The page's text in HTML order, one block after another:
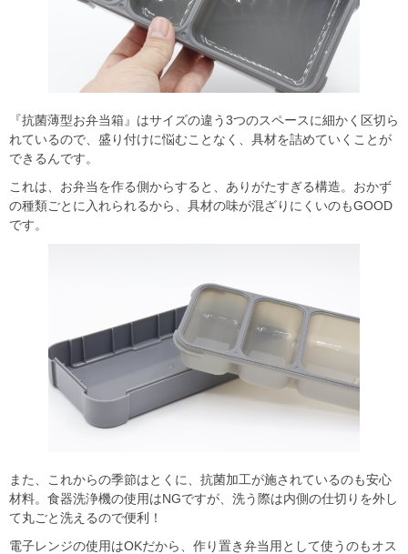
『抗菌薄型お弁当箱』はサイズの違う3つのスペースに細かく区切ら
れているので、盛り付けに悩むことなく、具材を詰めていくことが
できるんです。
これは、お弁当を作る側からすると、ありがたすぎる構造。おかず
の種類ごとに入れられるから、具材の味が混ざりにくいのもGOOD
です。
また、これからの季節はとくに、抗菌加工が施されているのも安心
材料。食器洗浄機の使用はNGですが、洗う際は内側の仕切りを外し
て丸ごと洗えるので便利！
電子レンジの使用はOKだから、作り置き弁当用として使うのもオス